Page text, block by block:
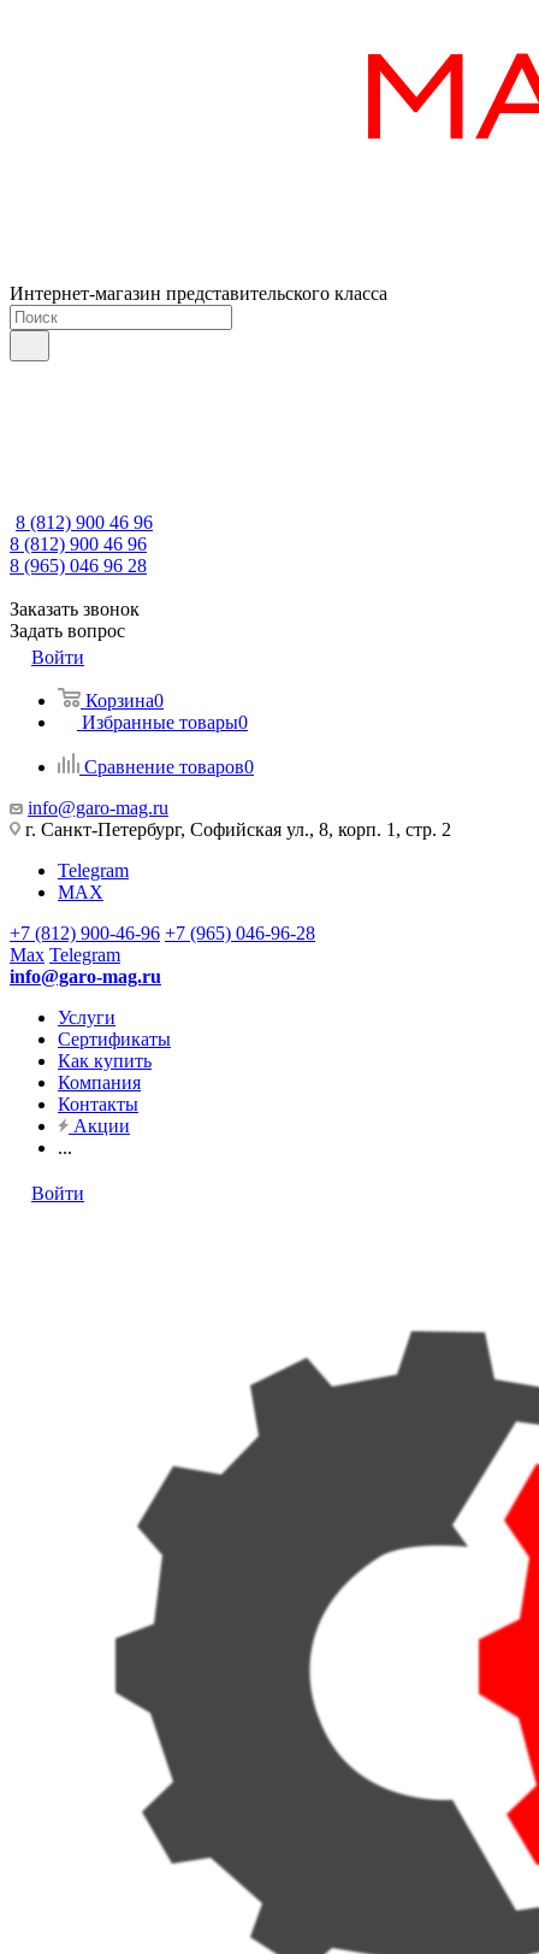
Интернет-магазин представительского класса
8 (812) 900 46 96
8 (812) 900 46 96
8 (965) 046 96 28
Заказать звонок
Задать вопрос
Войти
Корзина0
Избранные товары0
Сравнение товаров0
info@garo-mag.ru
г. Санкт-Петербург, Софийская ул., 8, корп. 1, стр. 2
Telegram
MAX
+7 (812) 900-46-96 +7 (965) 046-96-28
Max Telegram
info@garo-mag.ru
Услуги
Сертификаты
Как купить
Компания
Контакты
Акции
...
Войти